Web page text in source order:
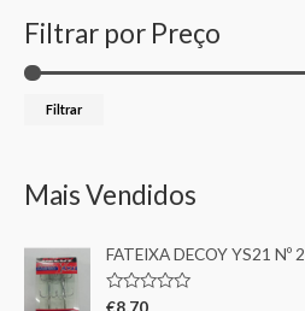
Filtrar por Preço
Filtrar
Mais Vendidos
FATEIXA DECOY YS21 Nº 2
A
€8,70